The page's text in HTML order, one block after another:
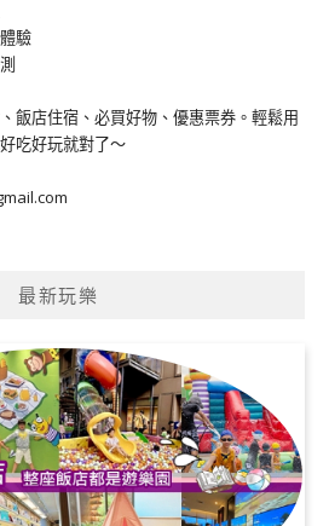
驗
飯店住宿、必買好物、優惠票券。輕鬆用
吃好玩就對了～
最新玩樂